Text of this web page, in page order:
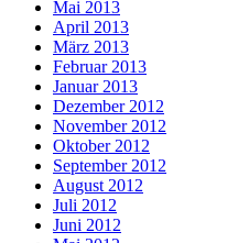
Mai 2013
April 2013
März 2013
Februar 2013
Januar 2013
Dezember 2012
November 2012
Oktober 2012
September 2012
August 2012
Juli 2012
Juni 2012